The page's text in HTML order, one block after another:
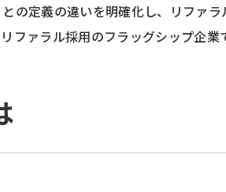
の定義の違いを明確化し、リファ
ファラル採用のフラッグシップ企業